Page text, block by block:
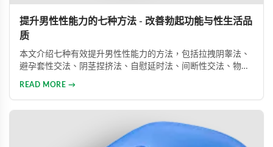
提升男性性能力的七种方法 - 改善勃起功能与性生活品
质
本文介绍七种有效提升男性性能力的方法，包括拉拽阴睾法、
避孕套性交法、阴茎捏挤法、自慰延时法、间断性交法、物理
READ MORE →